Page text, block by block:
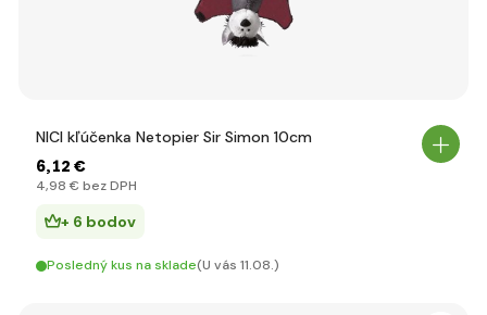
NICI kľúčenka Netopier Sir Simon 10cm
6,12 €
4,98 € bez DPH
+ 6 bodov
Posledný kus na sklade(U vás 11.08.)